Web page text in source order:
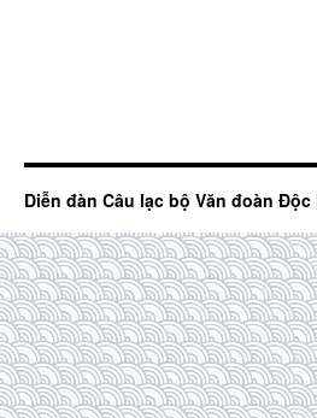
Diễn đàn Câu lạc bộ Văn đoàn Độc